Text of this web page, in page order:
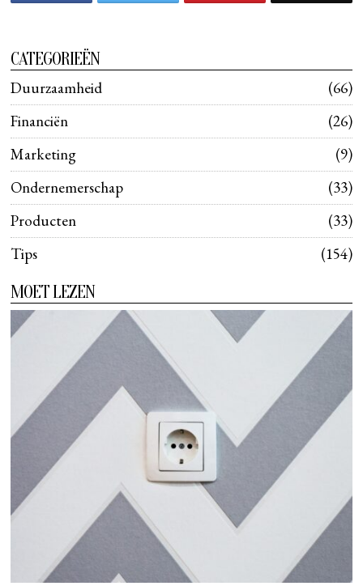
CATEGORIEËN
Duurzaamheid
66
Financiën
26
Marketing
9
Ondernemerschap
33
Producten
33
Tips
154
MOET LEZEN